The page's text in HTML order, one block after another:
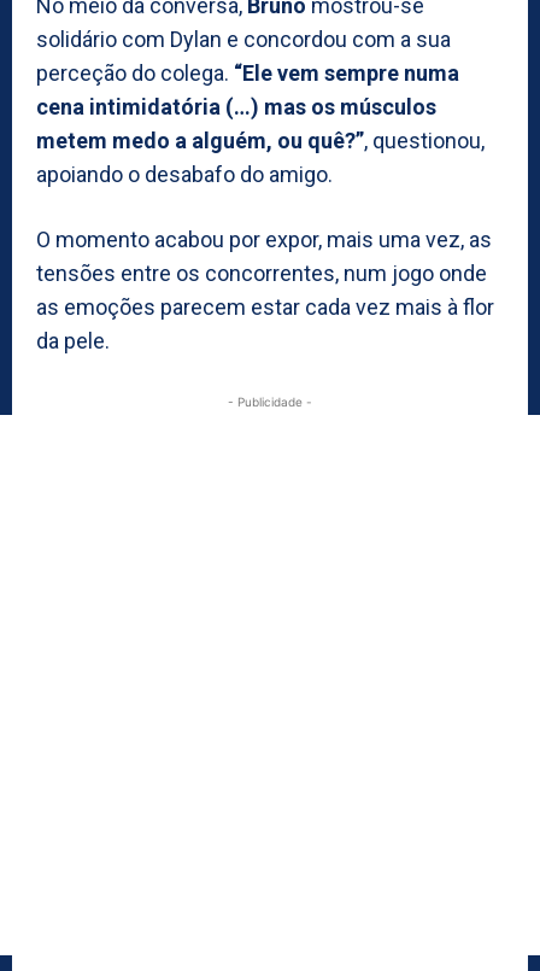
No meio da conversa, Bruno mostrou-se
solidário com Dylan e concordou com a sua
perceção do colega. “Ele vem sempre numa
cena intimidatória (…) mas os músculos
metem medo a alguém, ou quê?”, questionou,
apoiando o desabafo do amigo.
O momento acabou por expor, mais uma vez, as
tensões entre os concorrentes, num jogo onde
as emoções parecem estar cada vez mais à flor
da pele.
- Publicidade -